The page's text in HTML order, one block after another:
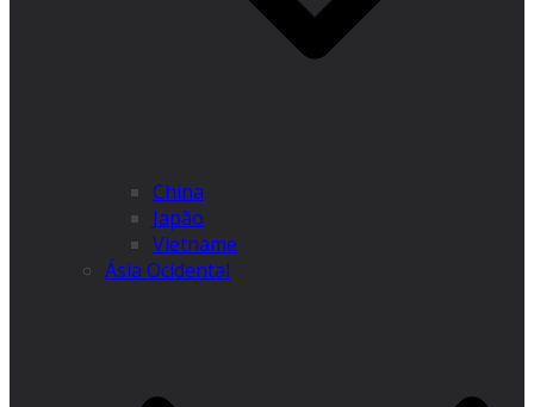
China
Japão
Vietname
Ásia Ocidental